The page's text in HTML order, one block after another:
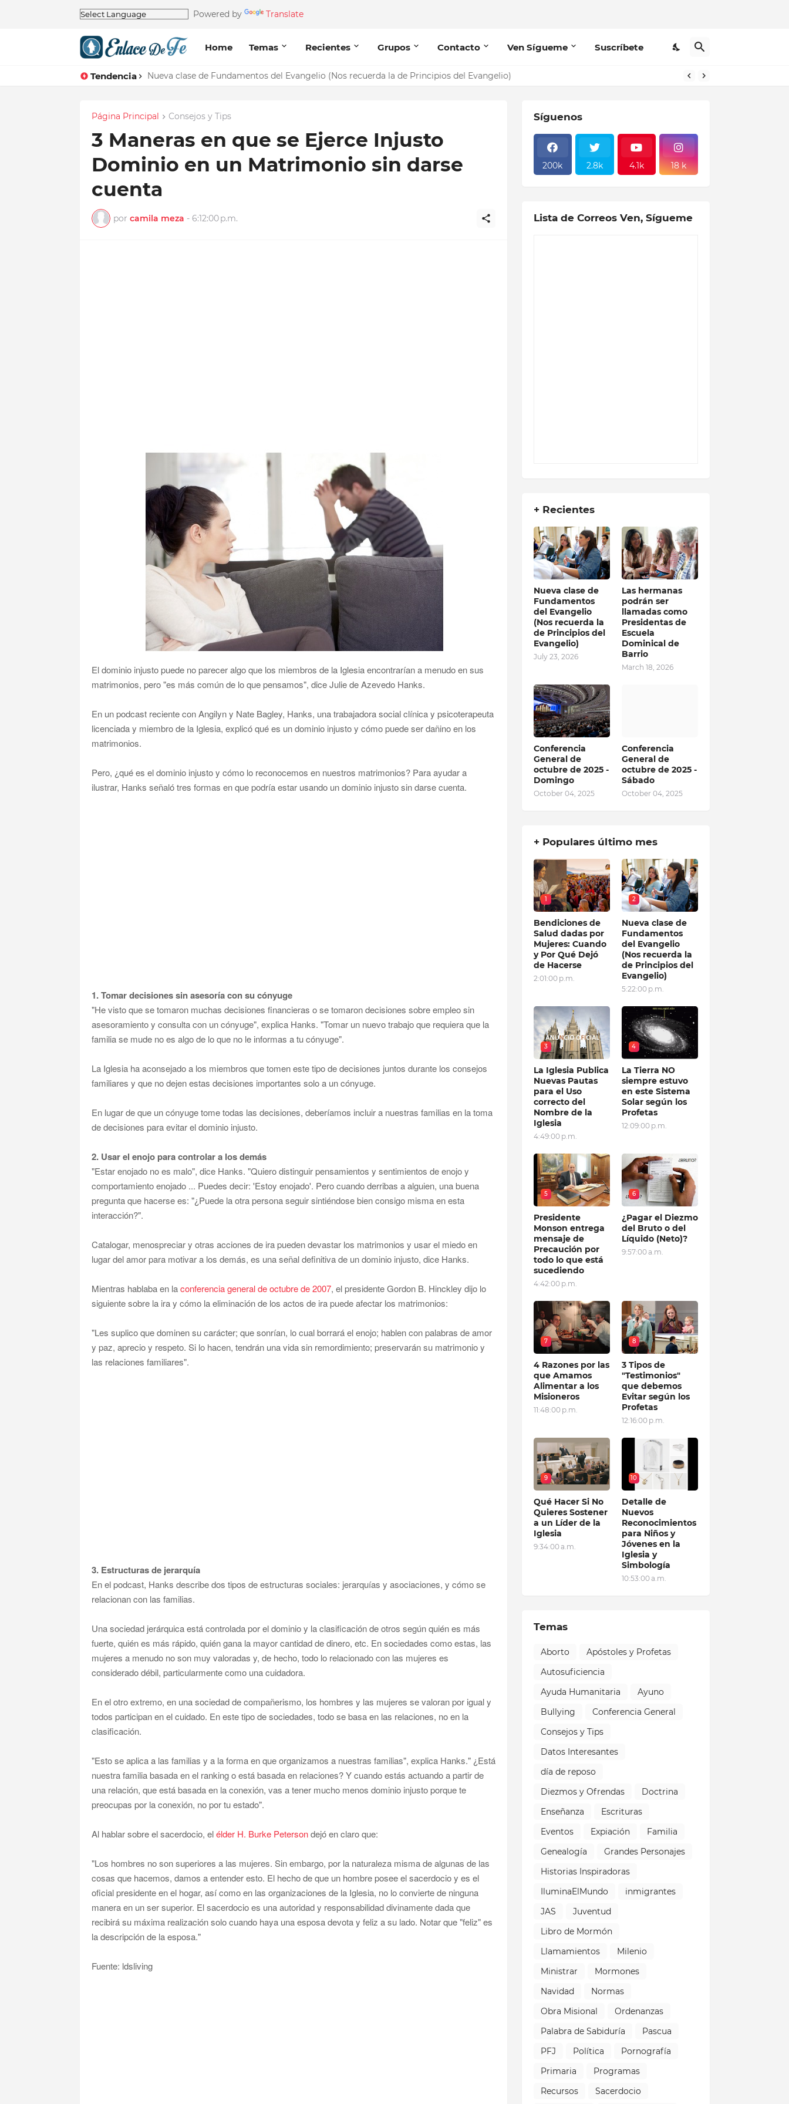
Powered by Translate
Home Temas Recientes Grupos Contacto Ven Sígueme Suscríbete
Tendencia Nueva clase de Fundamentos del Evangelio (Nos recuerda la de Principios del Evangelio)
Página Principal Consejos y Tips
3 Maneras en que se Ejerce Injusto
Dominio en un Matrimonio sin darse
cuenta
por camila meza - 6:12:00 p.m.
El dominio injusto puede no parecer algo que los miembros de la Iglesia encontrarían a menudo en sus
matrimonios, pero "es más común de lo que pensamos", dice Julie de Azevedo Hanks.
En un podcast reciente con Angilyn y Nate Bagley, Hanks, una trabajadora social clínica y psicoterapeuta
licenciada y miembro de la Iglesia, explicó qué es un dominio injusto y cómo puede ser dañino en los
matrimonios.
Pero, ¿qué es el dominio injusto y cómo lo reconocemos en nuestros matrimonios? Para ayudar a
ilustrar, Hanks señaló tres formas en que podría estar usando un dominio injusto sin darse cuenta.
1. Tomar decisiones sin asesoría con su cónyuge
"He visto que se tomaron muchas decisiones financieras o se tomaron decisiones sobre empleo sin
asesoramiento y consulta con un cónyuge", explica Hanks. "Tomar un nuevo trabajo que requiera que la
familia se mude no es algo de lo que no le informas a tu cónyuge".
La Iglesia ha aconsejado a los miembros que tomen este tipo de decisiones juntos durante los consejos
familiares y que no dejen estas decisiones importantes solo a un cónyuge.
En lugar de que un cónyuge tome todas las decisiones, deberíamos incluir a nuestras familias en la toma
de decisiones para evitar el dominio injusto.
2. Usar el enojo para controlar a los demás
"Estar enojado no es malo", dice Hanks. "Quiero distinguir pensamientos y sentimientos de enojo y
comportamiento enojado ... Puedes decir: 'Estoy enojado'. Pero cuando derribas a alguien, una buena
pregunta que hacerse es: "¿Puede la otra persona seguir sintiéndose bien consigo misma en esta
interacción?".
Catalogar, menospreciar y otras acciones de ira pueden devastar los matrimonios y usar el miedo en
lugar del amor para motivar a los demás, es una señal definitiva de un dominio injusto, dice Hanks.
Mientras hablaba en laconferencia general de octubre de 2007, el presidente Gordon B. Hinckley dijo lo
siguiente sobre la ira y cómo la eliminación de los actos de ira puede afectar los matrimonios:
"Les suplico que dominen su carácter; que sonrían, lo cual borrará el enojo; hablen con palabras de amor
y paz, aprecio y respeto. Si lo hacen, tendrán una vida sin remordimiento; preservarán su matrimonio y
las relaciones familiares".
3. Estructuras de jerarquía
En el podcast, Hanks describe dos tipos de estructuras sociales: jerarquías y asociaciones, y cómo se
relacionan con las familias.
Una sociedad jerárquica está controlada por el dominio y la clasificación de otros según quién es más
fuerte, quién es más rápido, quién gana la mayor cantidad de dinero, etc. En sociedades como estas, las
mujeres a menudo no son muy valoradas y, de hecho, todo lo relacionado con las mujeres es
considerado débil, particularmente como una cuidadora.
En el otro extremo, en una sociedad de compañerismo, los hombres y las mujeres se valoran por igual y
todos participan en el cuidado. En este tipo de sociedades, todo se basa en las relaciones, no en la
clasificación.
"Esto se aplica a las familias y a la forma en que organizamos a nuestras familias", explica Hanks." ¿Está
nuestra familia basada en el ranking o está basada en relaciones? Y cuando estás actuando a partir de
una relación, que está basada en la conexión, vas a tener mucho menos dominio injusto porque te
preocupas por la conexión, no por tu estado".
Al hablar sobre el sacerdocio, elélder H. Burke Petersondejó en claro que:
"Los hombres no son superiores a las mujeres. Sin embargo, por la naturaleza misma de algunas de las
cosas que hacemos, damos a entender esto. El hecho de que un hombre posee el sacerdocio y es el
oficial presidente en el hogar, así como en las organizaciones de la Iglesia, no lo convierte de ninguna
manera en un ser superior. El sacerdocio es una autoridad y responsabilidad divinamente dada que
recibirá su máxima realización solo cuando haya una esposa devota y feliz a su lado. Notar que "feliz" es
la descripción de la esposa."
Fuente: ldsliving
Síguenos
200k 2.8k 4.1k 18 k
Lista de Correos Ven, Sígueme
+ Recientes
Nueva clase de
Fundamentos
del Evangelio
(Nos recuerda la
de Principios del
Evangelio)
July 23, 2026
Las hermanas
podrán ser
llamadas como
Presidentas de
Escuela
Dominical de
Barrio
March 18, 2026
Conferencia
General de
octubre de 2025 -
Domingo
October 04, 2025
Conferencia
General de
octubre de 2025 -
Sábado
October 04, 2025
+ Populares último mes
1
Bendiciones de
Salud dadas por
Mujeres: Cuando
y Por Qué Dejó
de Hacerse
2:01:00 p.m.
2
Nueva clase de
Fundamentos
del Evangelio
(Nos recuerda la
de Principios del
Evangelio)
5:22:00 p.m.
3
La Iglesia Publica
Nuevas Pautas
para el Uso
correcto del
Nombre de la
Iglesia
4:49:00 p.m.
4
La Tierra NO
siempre estuvo
en este Sistema
Solar según los
Profetas
12:09:00 p.m.
5
Presidente
Monson entrega
mensaje de
Precaución por
todo lo que está
sucediendo
4:42:00 p.m.
6
¿Pagar el Diezmo
del Bruto o del
Líquido (Neto)?
9:57:00 a.m.
7
4 Razones por las
que Amamos
Alimentar a los
Misioneros
11:48:00 p.m.
8
3 Tipos de
"Testimonios"
que debemos
Evitar según los
Profetas
12:16:00 p.m.
9
Qué Hacer Si No
Quieres Sostener
a un Líder de la
Iglesia
9:34:00 a.m.
10
Detalle de
Nuevos
Reconocimientos
para Niños y
Jóvenes en la
Iglesia y
Simbología
10:53:00 a.m.
Temas
Aborto
Apóstoles y Profetas
Autosuficiencia
Ayuda Humanitaria
Ayuno
Bullying
Conferencia General
Consejos y Tips
Datos Interesantes
día de reposo
Diezmos y Ofrendas
Doctrina
Enseñanza
Escrituras
Eventos
Expiación
Familia
Genealogía
Grandes Personajes
Historias Inspiradoras
IluminaElMundo
inmigrantes
JAS
Juventud
Libro de Mormón
Llamamientos
Milenio
Ministrar
Mormones
Navidad
Normas
Obra Misional
Ordenanzas
Palabra de Sabiduría
Pascua
PFJ
Política
Pornografía
Primaria
Programas
Recursos
Sacerdocio